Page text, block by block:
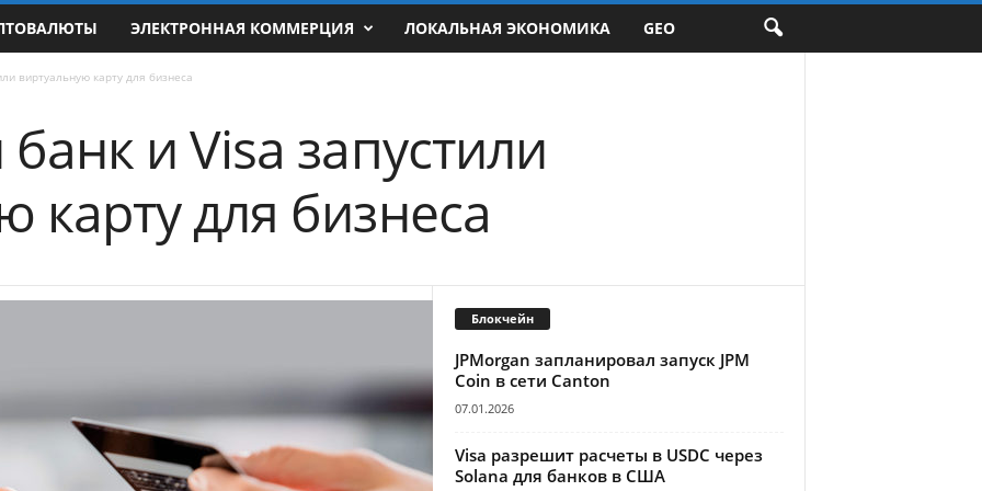
ЭЛЕКТРОННАЯ КОММЕРЦИЯ ЛОКАЛЬНАЯ ЭКОНОМИКА GEO
виртуальную карту для бизнеса
и Visa запустили
карту для бизнеса
Блокчейн
JPMorgan запланировал запуск JPM
Coin в сети Canton
07.01.2026
Visa разрешит расчеты в USDC через
Solana для банков в США